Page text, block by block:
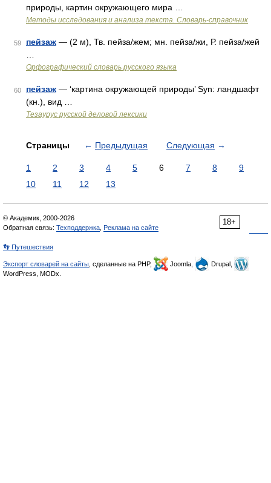
природы, картин окружающего мира …
Методы исследования и анализа текста. Словарь-справочник
59 пейзаж — (2 м), Тв. пейза/жем; мн. пейза/жи, Р. пейза/жей
Орфографический словарь русского языка
60 пейзаж — ‘картина окружающей природы’ Syn: ландшафт
(кн.), вид …
Тезаурус русской деловой лексики
Страницы ← Предыдущая Следующая →
1 2 3 4 5 6 7 8
9
10
11 12 13
18+
© Академик, 2000-2026
Обратная связь: Техподдержка Реклама на сайте
👣 Путешествия
Экспорт словарей на сайты , сделанные на PHP, Joomla,
Drupal,
WordPress, MODx.